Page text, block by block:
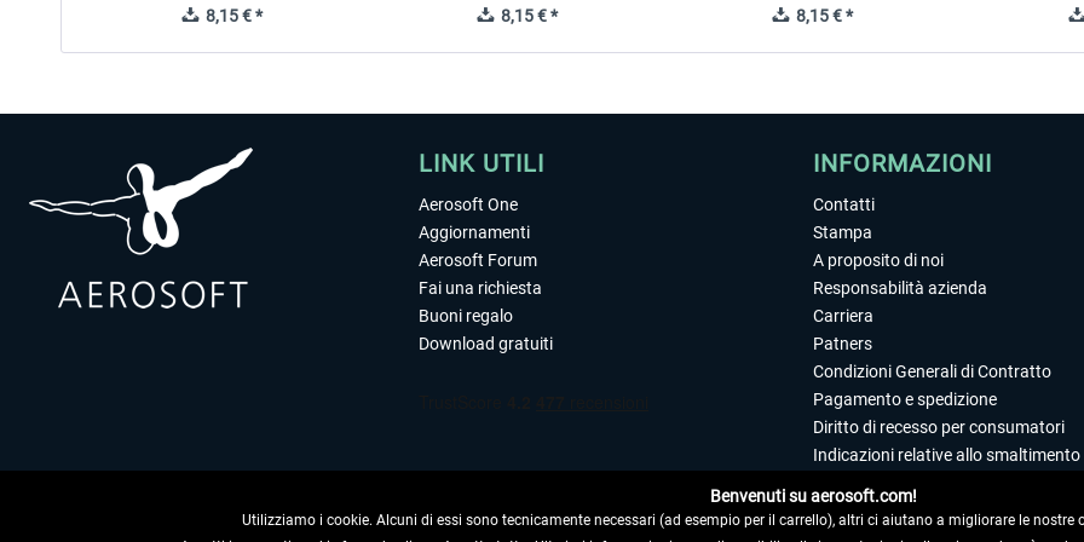
8,15 € * 8,15 € * 8,15 € *
LINK UTILI
Aerosoft One
Aggiornamenti
Aerosoft Forum
Fai una richiesta
Buoni regalo
Download gratuiti
INFORMAZIONI
Contatti
Stampa
A proposito di noi
Responsabilità azienda
Carriera
Patners
Condizioni Generali di Contratto
Pagamento e spedizione
Diritto di recesso per consumatori
Indicazioni relative allo smaltimento
Editoriale
Benvenuti su aerosoft.com!
Utilizziamo i cookie. Alcuni di essi sono tecnicamente necessari (ad esempio per il carrello), altri ci aiutano a migliorare le nostre